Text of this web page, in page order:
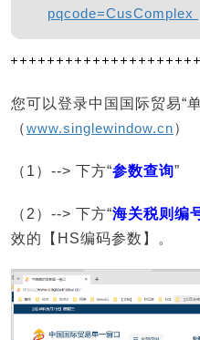
pqcode=CusComplex
您可以登录中国国际贸易“
（www.singlewindow.cn）
（1）--> 下方“参数查询”
（2）--> 下方“海关税则编
效的【HS编码参数】。